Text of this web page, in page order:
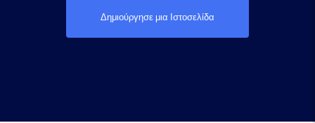
Δημιούργησε μια Ιστοσελίδα